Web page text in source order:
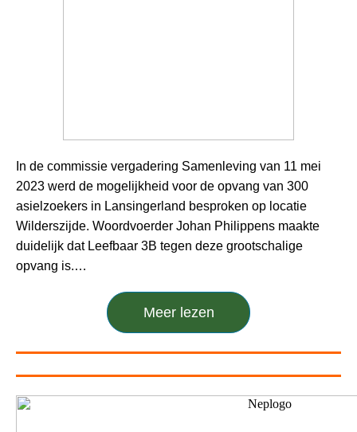
In de commissie vergadering Samenleving van 11 mei
2023 werd de mogelijkheid voor de opvang van 300
asielzoekers in Lansingerland besproken op locatie
Wilderszijde. Woordvoerder Johan Philippens maakte
duidelijk dat Leefbaar 3B tegen deze grootschalige
opvang is.…
Meer lezen